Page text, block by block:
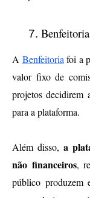
Benfeitoria
A Benfeitoria foi a
valor fixo de
projetos decidirem
para a plataforma.
Além disso, a
não financeiros,
público produzem